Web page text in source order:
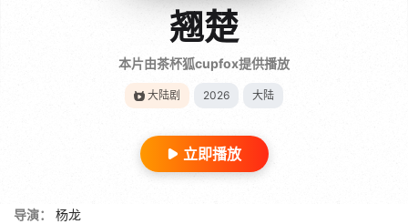
翘楚
本片由茶杯狐cupfox提供播放
大陆剧 2026 大陆
立即播放
导演：
杨龙